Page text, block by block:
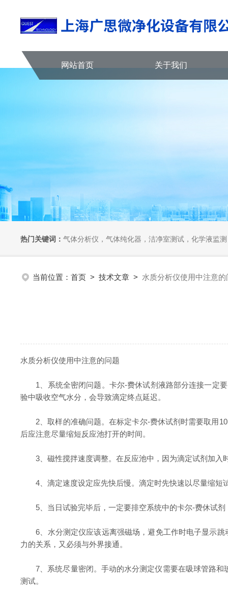
网站首页 关于我们
热门关键词： 气体分析仪，气体纯化器，洁净室测试，化学液监
当前位置： 首页 > 技术文章 > 水质分析仪使用中注意的
水质分析仪使用中注意的问题
1、系统全密闭问题。卡尔-费休试剂液路部分连接一定要
验中吸收空气水分，会导致滴定终点延迟。
2、取样的准确问题。在标定卡尔-费休试剂时需要取用
后应注意尽量缩短反应池打开的时间。
3、磁性搅拌速度调整。在反应池中，因为滴定试剂加入
4、滴定速度设定应先快后慢。滴定时先快速以尽量缩短
5、当日试验完毕后，一定要排空系统中的卡尔-费休试剂
6、水分测定仪应该远离强磁场，避免工作时电子显示跳
力的关系，又必须与外界接通。
7、系统尽量密闭。手动的水分测定仪需要在吸球管路和
测试。